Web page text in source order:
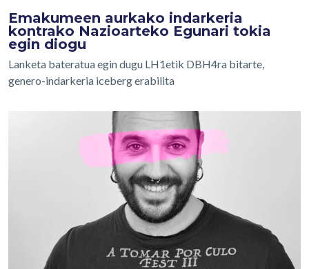
Emakumeen aurkako indarkeria
kontrako Nazioarteko Egunari tokia
egin diogu
Lanketa bateratua egin dugu LH1etik DBH4ra bitarte,
genero-indarkeria iceberg erabilita